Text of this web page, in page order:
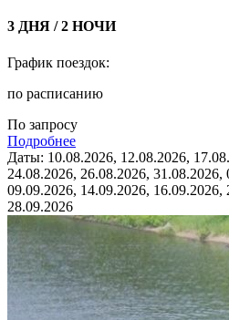
3 ДНЯ / 2 НОЧИ
График поездок:
по расписанию
По запросу
Подробнее
Даты: 10.08.2026, 12.08.2026,
24.08.2026, 26.08.2026, 31.08.2026,
09.09.2026, 14.09.2026, 16.09.2026,
28.09.2026